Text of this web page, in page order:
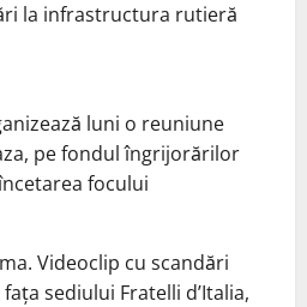
la infrastructura rutieră
luni o reuniune
pe fondul îngrijorărilor
focului
Videoclip cu scandări
sediului Fratelli d’Italia,